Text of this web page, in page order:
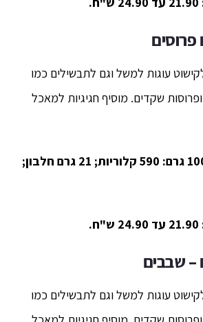
עוגות למשל וגם לתבשילים כמו
שקדים. מוסיף חגיגיות למאכל
ערכים תזונתיים ל-100 גרם: 590 קלוריות; 21 גרם חלבון;
– שבבים
עוגות למשל וגם לתבשילים כמו